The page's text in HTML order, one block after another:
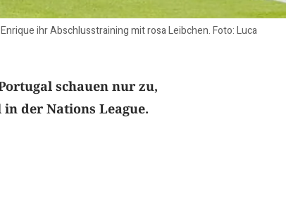
ihr Abschlusstraining mit rosa Leibchen. Foto: Luca
schauen nur zu,
der Nations League.